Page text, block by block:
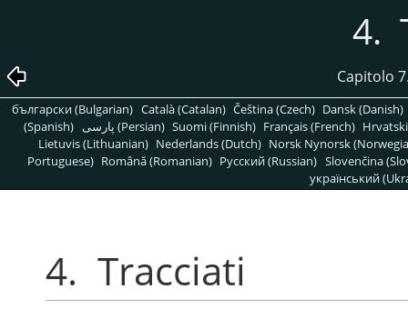
4.
Capitolo
български (Bulgarian) Català (Catalan) Čeština (Czech) Dansk (Danish)
(Spanish)
پارسی (Persian) Suomi (Finnish) Français (French)
Lietuvis (Lithuanian) Nederlands (Dutch) Norsk Nynorsk
Portuguese) Română (Romanian) Pусский (Russian) Slovenčina
український
4. Tracciati